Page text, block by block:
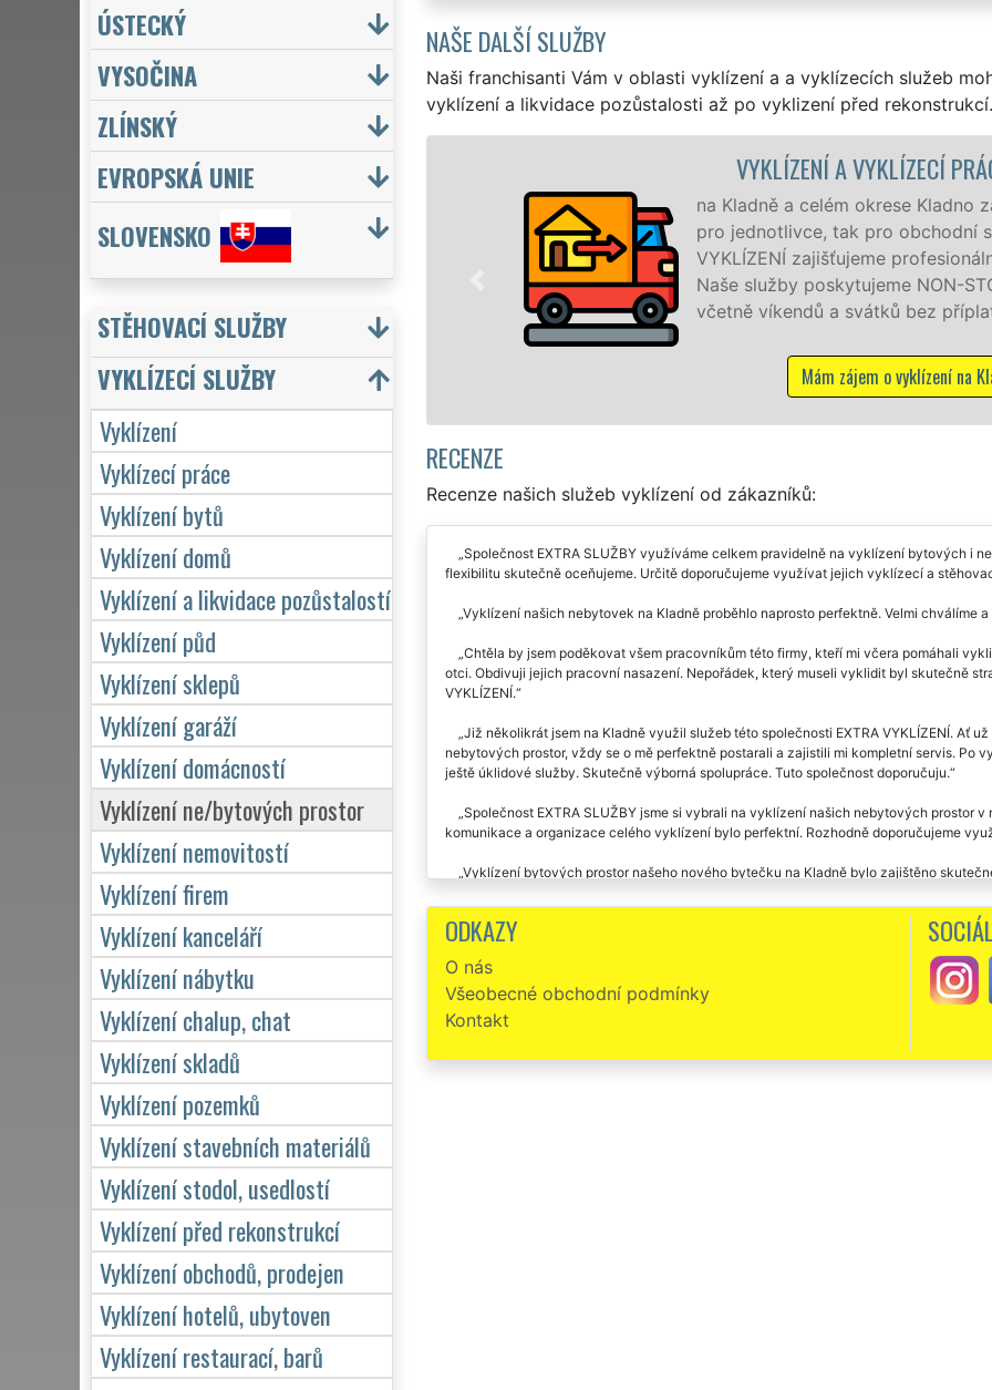
NAŠE DALŠÍ SLUŽBY
Naši franchisanti Vám v oblasti vyklízení a a vyklízecích služeb
vyklízení a likvidace pozůstalosti až po vyklizení před rekonstrukcí.
VYKLÍZENÍ A VYKLÍZECÍ PRÁCE KLADNO
na Kladně a celém okrese Kladno zajišťujeme služby vyklízení, a to jak
pro jednotlivce, tak pro obchodní společnosti. Pod značkou sítě EXTRA
VYKLÍZENÍ zajišťujeme profesionální a kvalitní servis se zárukou kvality.
Naše služby poskytujeme NON-STOP 24 hodin denně, 7 dní v týdnu
včetně víkendů a svátků bez příplatků.
RECENZE
Recenze našich služeb vyklízení od zákazníků:
Společnost EXTRA SLUŽBY využíváme celkem pravidelně na vyklízení bytových i
flexibilitu skutečně oceňujeme. Určitě doporučujeme využívat jejich vyklízecí a
Vyklízení našich nebytovek na Kladně proběhlo naprosto perfektně. Velmi chválíme
Chtěla by jsem poděkovat všem pracovníkům této firmy, kteří mi včera pomáhali
otci. Obdivuji jejich pracovní nasazení. Nepořádek, který museli vyklidit byl skutečně
VYKLÍZENÍ.
Již několikrát jsem na Kladně využil služeb této společnosti EXTRA VYKLÍZENÍ. Ať
nebytových prostor, vždy se o mě perfektně postarali a zajistili mi kompletní servis.
ještě úklidové služby. Skutečně výborná spolupráce. Tuto společnost doporučuju.
Společnost EXTRA SLUŽBY jsme si vybrali na vyklízení našich nebytových prostor
komunikace a organizace celého vyklízení bylo perfektní. Rozhodně doporučujeme
Vyklízení bytových prostor našeho nového bytečku na Kladně bylo zajištěno
ODKAZY
O nás
Všeobecné obchodní podmínky
Kontakt
ÚSTECKÝ
VYSOČINA
ZLÍNSKÝ
EVROPSKÁ UNIE
SLOVENSKO
STĚHOVACÍ SLUŽBY
VYKLÍZECÍ SLUŽBY
Vyklízení
Vyklízecí práce
Vyklízení bytů
Vyklízení domů
Vyklízení a likvidace pozůstalostí
Vyklízení půd
Vyklízení sklepů
Vyklízení garáží
Vyklízení domácností
Vyklízení ne/bytových prostor
Vyklízení nemovitostí
Vyklízení firem
Vyklízení kanceláří
Vyklízení nábytku
Vyklízení chalup, chat
Vyklízení skladů
Vyklízení pozemků
Vyklízení stavebních materiálů
Vyklízení stodol, usedlostí
Vyklízení před rekonstrukcí
Vyklízení obchodů, prodejen
Vyklízení hotelů, ubytoven
Vyklízení restaurací, barů